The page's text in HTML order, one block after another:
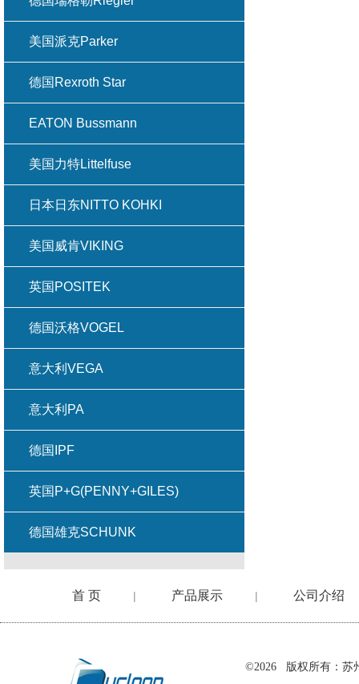
美国派克Parker
德国Rexroth Star
EATON Bussmann
美国力特Littelfuse
日本日东NITTO KOHKI
美国威肯VIKING
英国POSITEK
德国沃格VOGEL
意大利VEGA
意大利PA
德国IPF
英国P+G(PENNY+GILES)
德国雄克SCHUNK
首 页 | 产品展示 | 公司介绍
©2026 版权所有：苏